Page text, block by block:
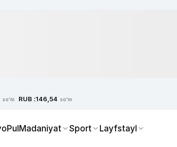
so'm RUB :146,54 so'm
PulMadaniyat Sport Layfstayl